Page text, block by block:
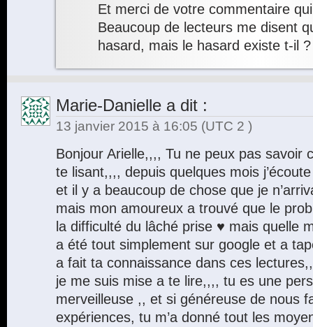
Et merci de votre commentaire
Beaucoup de lecteurs me disent
hasard, mais le hasard existe t-il
Marie-Danielle a dit :
13 janvier 2015 à 16:05 (UTC 2 )
Bonjour Arielle,,,, Tu ne peux pas savoir
te lisant,,,, depuis quelques mois
et il y a beaucoup de chose que je
mais mon amoureux a trouvé que le
la difficulté du lâché prise ♥ mais quelle
a été tout simplement sur google et a
a fait ta connaissance dans ces
je me suis mise a te lire,,,, tu es une
merveilleuse ,, et si généreuse de nous
expériences, tu m’a donné tout les